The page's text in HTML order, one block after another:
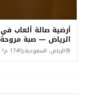
أرضية صالة ألعاب في
الرياض — صبة مروحة
خرسانية
الرياض، السعودية 174 م²